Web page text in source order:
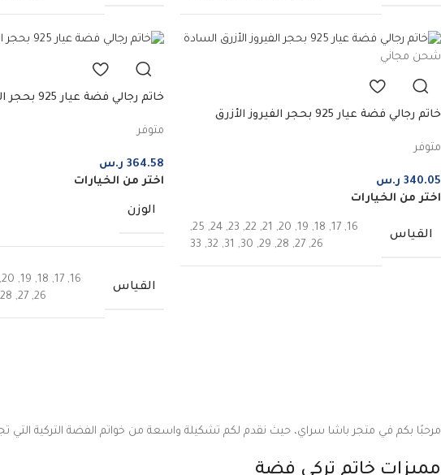
شحن مجاني
خاتم رجالي فضة عيار 925 بحجر الفيروز الأزرق
متوفر
340.05 ر.س
اختر من الخيارات
القياس
16
,
17
,
18
,
19
,
20
,
21
,
22
,
23
,
24
,
25
,
26
,
27
,
28
,
29
,
30
,
31
,
32
,
33
خاتم رجالي فضة عيار 925 بحجر السترين
متوفر
364.58 ر.س
اختر من الخيارات
الوزن
القياس
16
,
17
,
18
,
19
,
20
,
26
,
27
,
28
مرحبًا بكم في متجر باشا سراي، حيث نقدم لكم تشكيلة واسعة من خواتم الفضة التركية
مميزات خاتم تركي فضة